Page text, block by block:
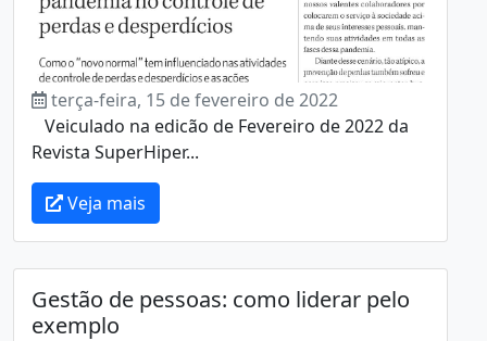
terça-feira, 15 de fevereiro de 2022
Veiculado na edicão de Fevereiro de 2022 da
Revista SuperHiper...
Veja mais
Gestão de pessoas: como liderar pelo
exemplo